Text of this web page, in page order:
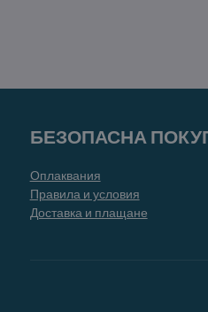
БЕЗОПАСНА
Оплаквания
Правила и условия
Доставка и плащане